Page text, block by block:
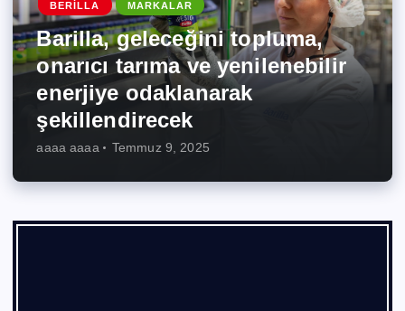
BERILLA MARKALAR
Barilla, geleceğini topluma,
onarıcı tarıma ve yenilenebilir
enerjiye odaklanarak
şekillendirecek
aaaa aaaa Temmuz 9, 2025